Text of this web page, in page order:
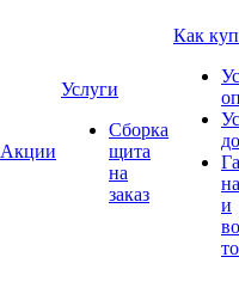
Акции
Услуги
Сборка
щита
на
заказ
Как
и